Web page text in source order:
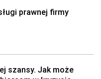
prawnej firmy
szansy. Jak może